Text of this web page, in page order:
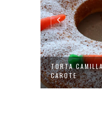
TORTA
CAROTE